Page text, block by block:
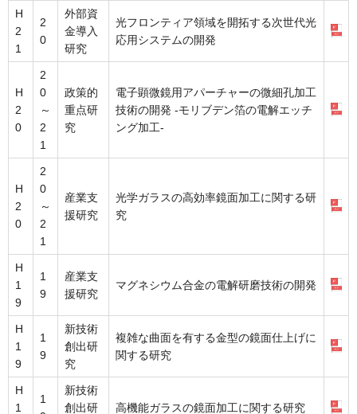
H
2
1
2
0
外部資
金導入
研究
光フロンティア領域を開拓する次世代光
応用システムの開発
H
2
0
2
0
～
2
1
政策的
重点研
究
電子顕微鏡用アパーチャーの微細孔加工
技術の開発 -モリブデン箔の電解エッチ
ング加工-
H
2
0
2
0
～
2
1
産業支
援研究
光学ガラスの高効率鏡面加工に関する研
究
H
1
9
1
9
産業支
援研究
マグネシウム合金の電解研磨技術の開発
H
1
9
1
9
新技術
創出研
究
複雑な曲面を有する金型の鏡面仕上げに
関する研究
H
1
1
新技術
創出研
高機能ガラスの鏡面加工に関する研究